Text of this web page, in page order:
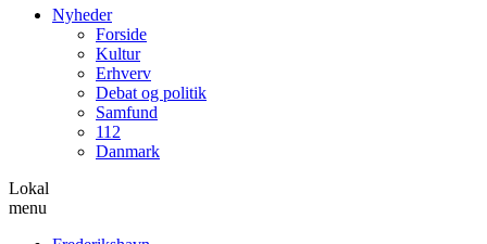
Nyheder
Forside
Kultur
Erhverv
Debat og politik
Samfund
112
Danmark
Lokal
menu